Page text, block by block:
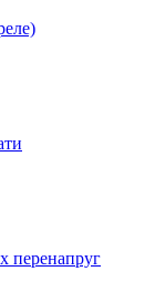
перенапруг